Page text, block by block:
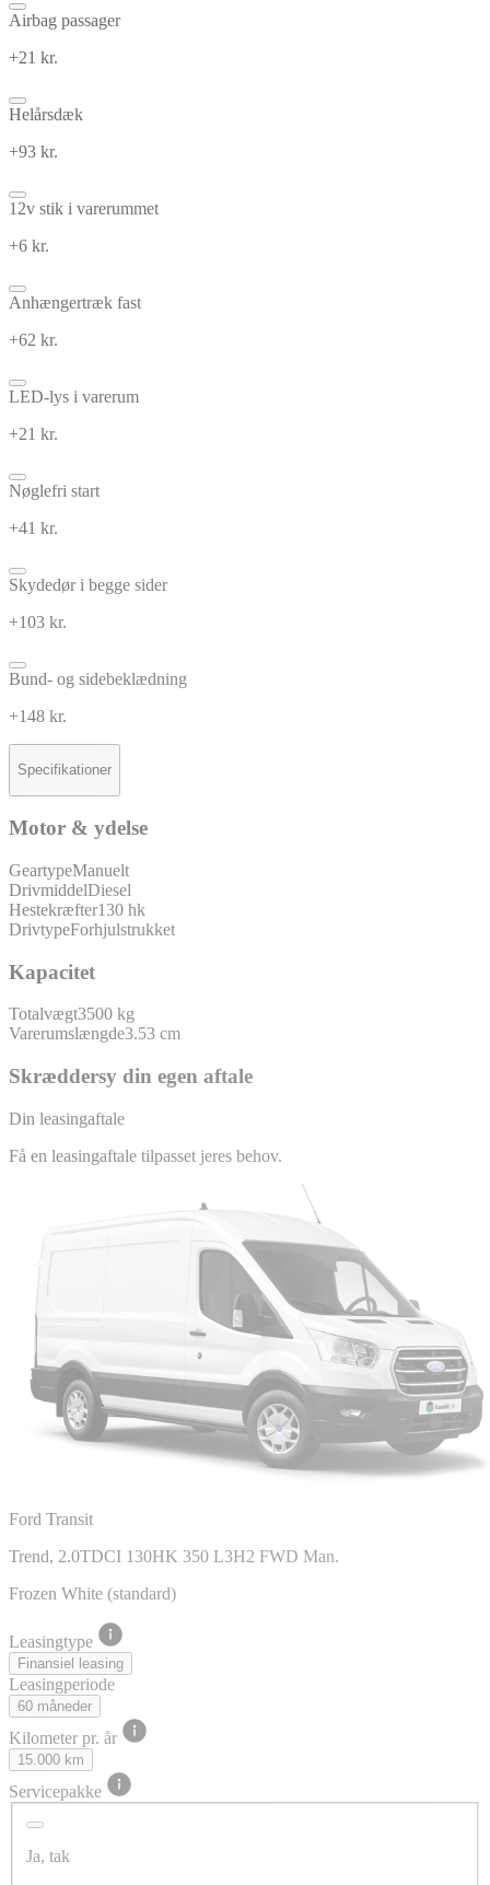
Airbag passager
+21 kr.
Helårsdæk
+93 kr.
12v stik i varerummet
+6 kr.
Anhængertræk fast
+62 kr.
LED-lys i varerum
+21 kr.
Nøglefri start
+41 kr.
Skydedør i begge sider
+103 kr.
Bund- og sidebeklædning
+148 kr.
Specifikationer
Motor & ydelse
GeartypeManuelt
DrivmiddelDiesel
Hestekræfter130 hk
DrivtypeForhjulstrukket
Kapacitet
Totalvægt3500 kg
Varerumslængde3.53 cm
Skræddersy din egen aftale
Din leasingaftale
Få en leasingaftale tilpasset jeres behov.
Ford Transit
Trend, 2.0TDCI 130HK 350 L3H2 FWD Man.
Frozen White (standard)
Leasingtype
Finansiel leasing
Leasingperiode
60 måneder
Kilometer pr. år
15.000 km
Servicepakke
Ja, tak